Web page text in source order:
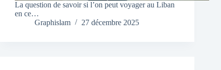
La question de savoir si l’on peut voyager au Liban
en ce…
Graphislam
27 décembre 2025